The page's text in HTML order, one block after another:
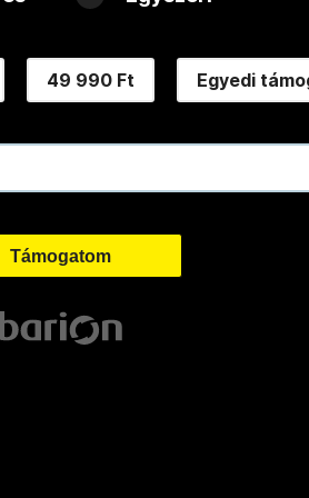
49 990 Ft Egyedi